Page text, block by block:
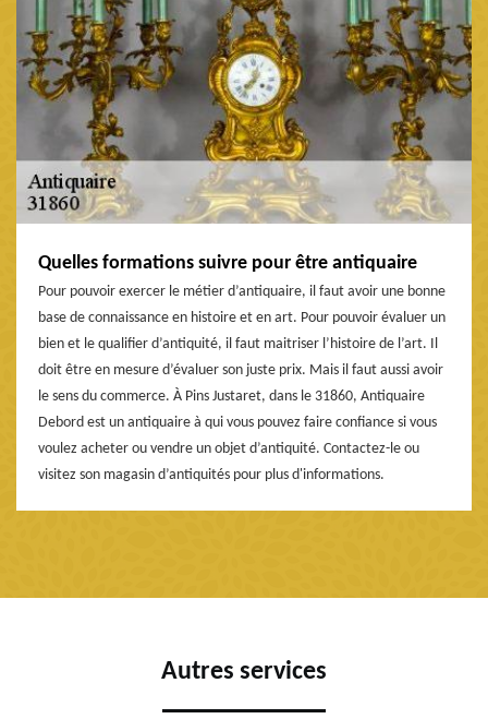
Quelles formations suivre pour être antiquaire
Pour pouvoir exercer le métier d’antiquaire, il faut avoir une bonne
base de connaissance en histoire et en art. Pour pouvoir évaluer un
bien et le qualifier d’antiquité, il faut maitriser l’histoire de l’art. Il
doit être en mesure d’évaluer son juste prix. Mais il faut aussi avoir
le sens du commerce. À Pins Justaret, dans le 31860, Antiquaire
Debord est un antiquaire à qui vous pouvez faire confiance si vous
voulez acheter ou vendre un objet d’antiquité. Contactez-le ou
visitez son magasin d’antiquités pour plus d'informations.
Autres services